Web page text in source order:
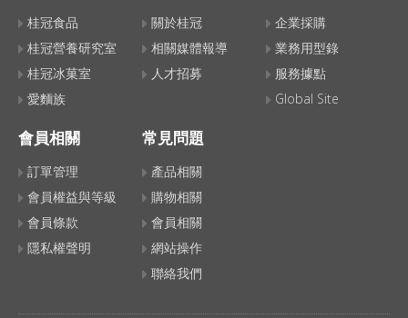
桂冠食品
桂冠營養研究室
桂冠冰菓室
愛麵族
關於桂冠
相關媒體報導
人才招募
企業採購
業務用型錄
服務據點
Global Site
會員相關
訂單管理
會員權益與等級
會員條款
隱私權聲明
常見問題
產品相關
購物相關
會員相關
網站操作
聯絡我們